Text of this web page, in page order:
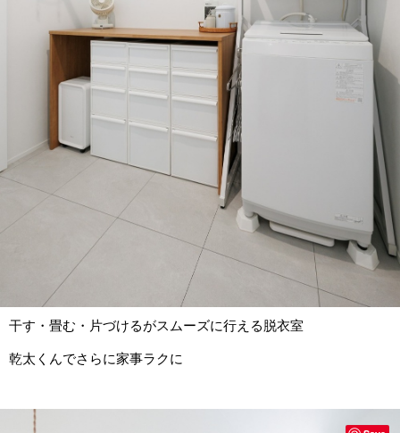
干す・畳む・片づけるがスムーズに行える脱衣室
乾太くんでさらに家事ラクに